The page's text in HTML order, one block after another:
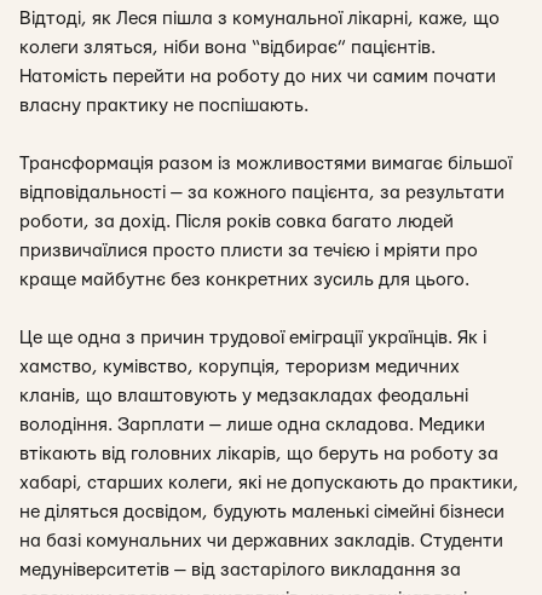
Відтоді, як Леся пішла з комунальної лікарні, каже, що
колеги зляться, ніби вона “відбирає” пацієнтів.
Натомість перейти на роботу до них чи самим почати
власну практику не поспішають.
Трансформація разом із можливостями вимагає більшої
відповідальності — за кожного пацієнта, за результати
роботи, за дохід. Після років совка багато людей
призвичаїлися просто плисти за течією і мріяти про
краще майбутнє без конкретних зусиль для цього.
Це ще одна з причин трудової еміграції українців. Як і
хамство, кумівство, корупція, тероризм медичних
кланів, що влаштовують у медзакладах феодальні
володіння. Зарплати — лише одна складова. Медики
втікають від головних лікарів, що беруть на роботу за
хабарі, старших колеги, які не допускають до практики,
не діляться досвідом, будують маленькі сімейні бізнеси
на базі комунальних чи державних закладів. Студенти
медуніверситетів — від застарілого викладання за